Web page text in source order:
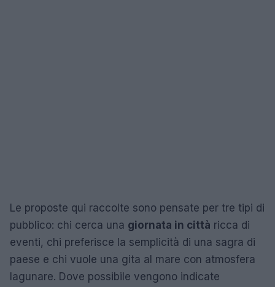
Le proposte qui raccolte sono pensate per tre tipi di
pubblico: chi cerca una giornata in città ricca di
eventi, chi preferisce la semplicità di una sagra di
paese e chi vuole una gita al mare con atmosfera
lagunare. Dove possibile vengono indicate